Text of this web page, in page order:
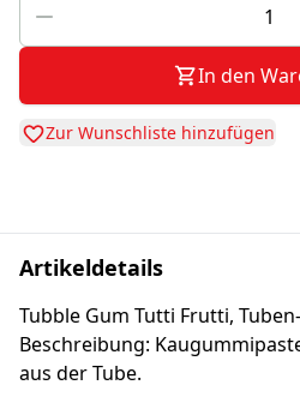
In den
Zur Wunschliste hinzufügen
Artikeldetails
Tubble Gum Tutti Frutti,
Beschreibung:
aus der Tube.